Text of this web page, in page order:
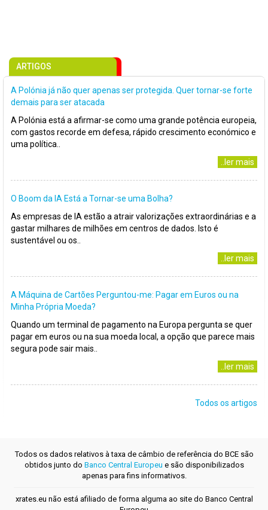
ARTIGOS
A Polónia já não quer apenas ser protegida. Quer tornar-se forte
demais para ser atacada
A Polónia está a afirmar-se como uma grande potência europeia,
com gastos recorde em defesa, rápido crescimento económico e
uma política..
..ler mais
O Boom da IA Está a Tornar-se uma Bolha?
As empresas de IA estão a atrair valorizações extraordinárias e a
gastar milhares de milhões em centros de dados. Isto é
sustentável ou os..
..ler mais
A Máquina de Cartões Perguntou-me: Pagar em Euros ou na
Minha Própria Moeda?
Quando um terminal de pagamento na Europa pergunta se quer
pagar em euros ou na sua moeda local, a opção que parece mais
segura pode sair mais..
..ler mais
Todos os artigos
Todos os dados relativos à taxa de câmbio de referência do BCE são
obtidos junto do Banco Central Europeu e são disponibilizados
apenas para fins informativos.
xrates.eu não está afiliado de forma alguma ao site do Banco Central